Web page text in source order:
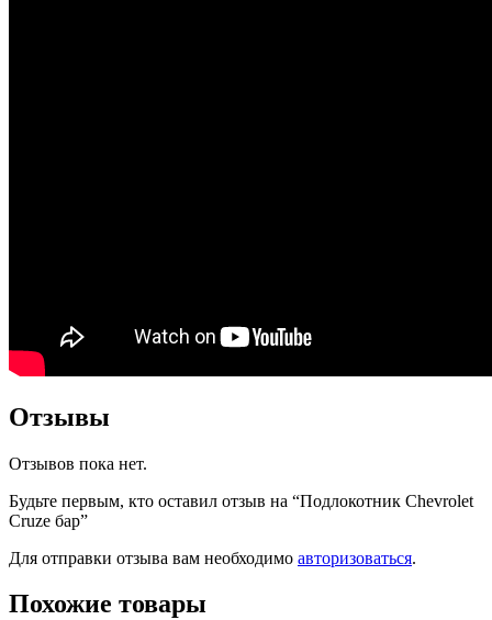
Отзывы
Отзывов пока нет.
Будьте первым, кто оставил отзыв на “Подлокотник Chevrolet
Cruze бар”
Для отправки отзыва вам необходимо авторизоваться.
Похожие товары